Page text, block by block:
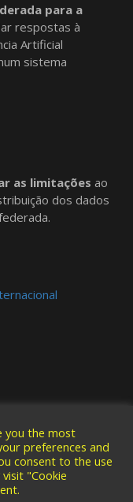
para a
respostas à
Artificial
sistema
as limitações ao
dos dados
you the most
preferences and
consent to the use
"Cookie